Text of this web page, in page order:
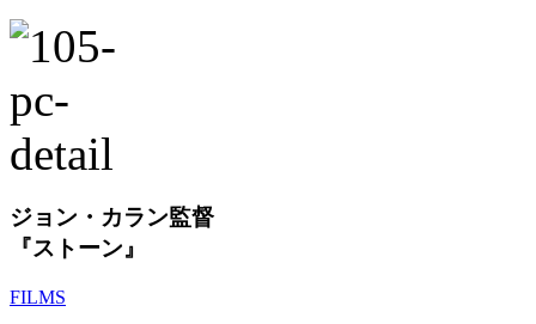
ジョン・カラン監督
『ストーン』
FILMS